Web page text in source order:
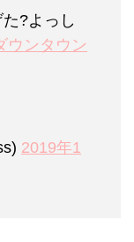
?よっし
ウンタウン
2019年1